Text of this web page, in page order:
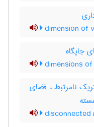
dimension of
جایگاه
dimensions
نامرتبط ، فضای